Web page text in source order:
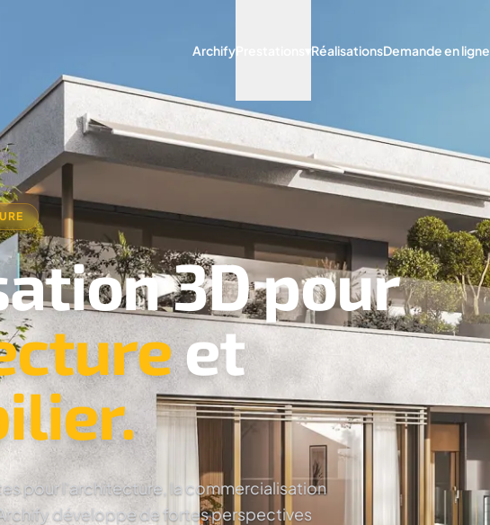
ArchifyPrestations RéalisationsDemande en ligne
3D pour
et
pour l'architecture, la commercialisation
développe de fortes perspectives